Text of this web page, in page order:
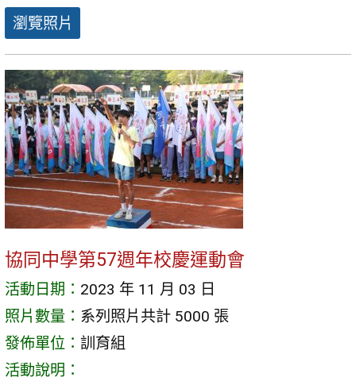
瀏覽照片
協同中學第57週年校慶運動會
活動日期： 2023 年 11 月 03 日
照片數量： 系列照片共計 5000 張
發佈單位： 訓育組
活動說明：